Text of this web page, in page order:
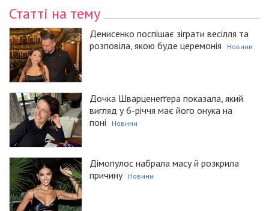
Статті на тему
Денисенко поспішає зіграти весілля та
розповіла, якою буде церемонія
Новини
Дочка Шварценеґґера показала, який
вигляд у 6-річчя має його онука на
поні
Новини
Дімопулос набрала масу й розкрила
причину
Новини